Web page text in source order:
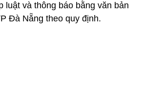
luật và thông báo bằng văn bản
Đà Nẵng theo quy định.